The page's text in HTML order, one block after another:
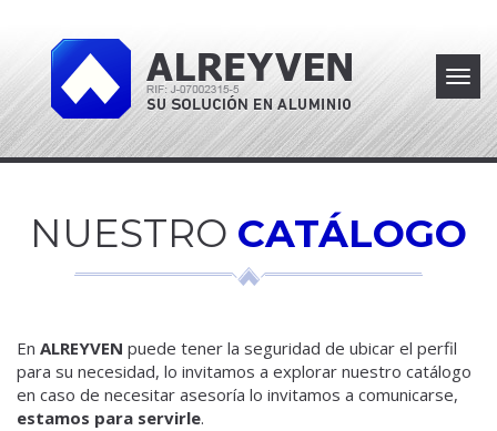
NUESTRO CATÁLOGO
En ALREYVEN puede tener la seguridad de ubicar el perfil
para su necesidad, lo invitamos a explorar nuestro catálogo
en caso de necesitar asesoría lo invitamos a comunicarse,
estamos para servirle.